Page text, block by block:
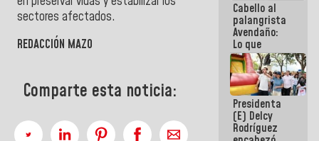
sectores afectados.
REDACCIÓN MAZO
Comparte esta noticia:
del Sistema
Eléctrico
Nacional
Cabello al
palangrista
Avendaño:
Lo que
vayas a
escribir
hazlo hoy
por que no
sabemos si
la semana
que viene
Presidenta
(E) Delcy
Rodríguez